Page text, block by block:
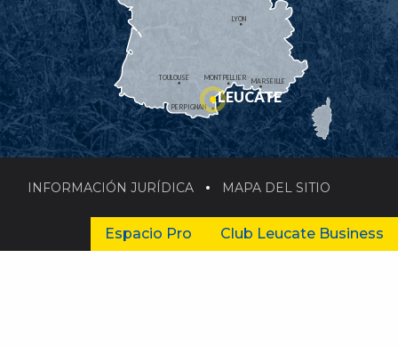
MONTPELLIER
PERPIGNAN
MARSEILLE
TOULOUSE
LYON
LEUCATE
INFORMACIÓN JURÍDICA MAPA DEL SITIO
Espacio Pro Club Leucate Business